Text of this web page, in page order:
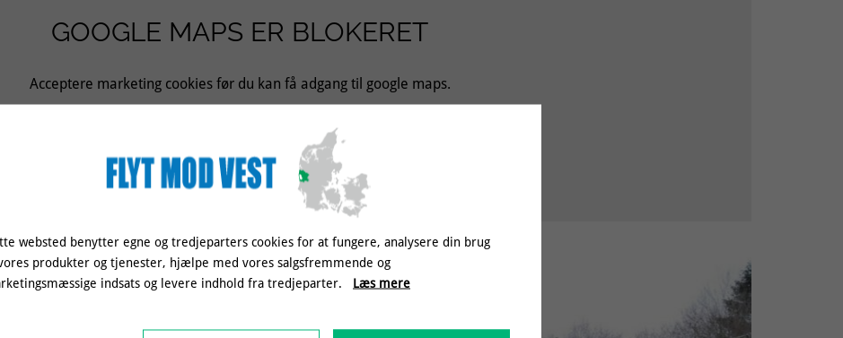
GOOGLE MAPS ER BLOKERET
Acceptere marketing cookies før du kan få adgang til google maps.
LÆS MERE OM COOKIES
websted benytter egne og tredjeparters cookies for at fungere, analysere din brug
produkter og tjenester, hjælpe med vores salgsfremmende og
indsats og levere indhold fra tredjeparter. Læs mere